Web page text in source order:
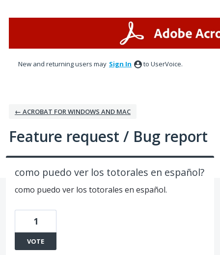
New and returning users may Sign In to UserVoice.
← ACROBAT FOR WINDOWS AND MAC
Feature request / Bug report
como puedo ver los totorales en español?
como puedo ver los totorales en español.
1
VOTE